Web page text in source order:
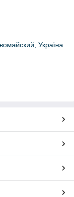
Україна